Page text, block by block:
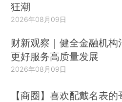
狂潮
2026年08月09日
财新观察｜健全金融机构
更好服务高质量发展
2026年08月09日
【商圈】喜欢配戴名表的